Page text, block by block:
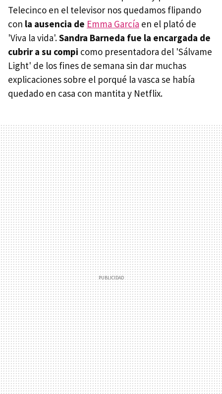
Telecinco en el televisor nos quedamos flipando
con la ausencia de Emma García en el plató de
'Viva la vida'.Sandra Barneda fue la encargada de
cubrir a su compi como presentadora del 'Sálvame
Light' de los fines de semana sin dar muchas
explicaciones sobre el porqué la vasca se había
quedado en casa con mantita y Netflix.